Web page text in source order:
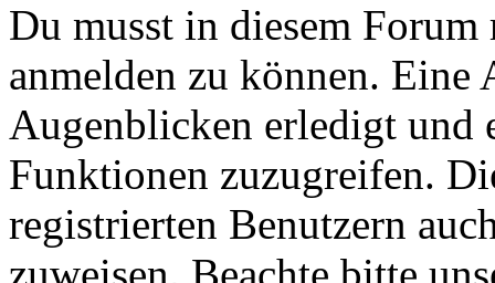
Du musst in diesem
anmelden zu können.
Augenblicken erledigt und
Funktionen zuzugreifen.
registrierten Benutzern